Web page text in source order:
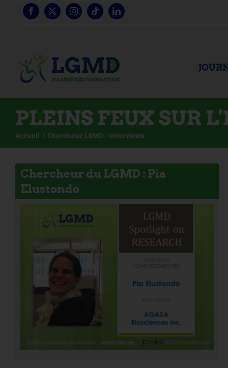
PLEINS FEUX SUR
Accueil Chercheur LGMD - Interviews
Chercheur du LGMD : Pia
Elustondo